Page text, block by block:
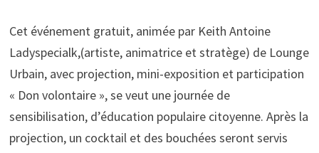
Cet événement gratuit, animée par Keith Antoine
Ladyspecialk,(artiste, animatrice et stratège) de Lounge
Urbain, avec projection, mini-exposition et participation
« Don volontaire », se veut une journée de
sensibilisation, d’éducation populaire citoyenne. Après la
projection, un cocktail et des bouchées seront servis